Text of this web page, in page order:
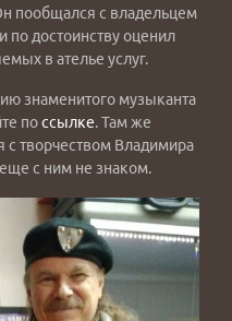
пообщался с владельцем
достоинству оценил
в ателье услуг.
знаменитого музыканта
поссылке. Там же
творчеством Владимира
с ним не знаком.